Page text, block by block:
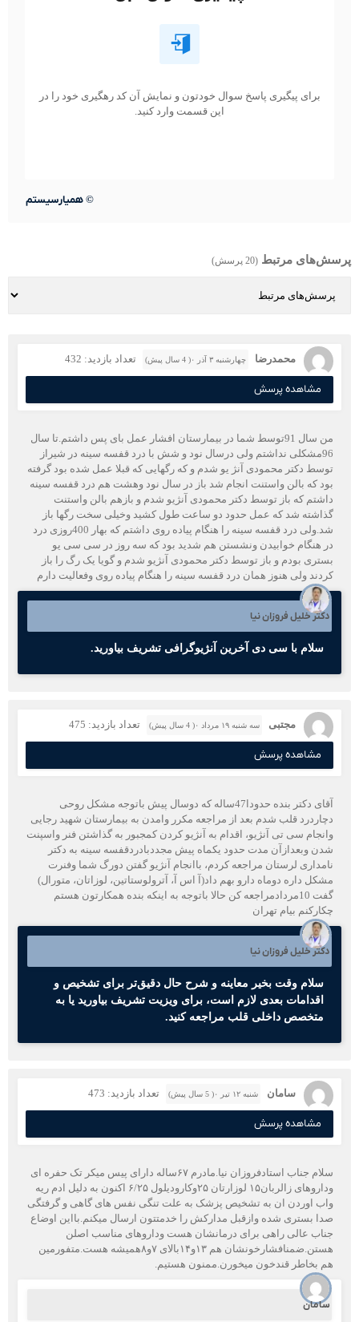
برای پیگیری پاسخ سوال خودتون و نمایش آن کد رهگیری خود را در
این قسمت وارد کنید.
© همیارسیستم
پرسش‌های مرتبط (20 پرسش)
محمدرضا چهارشنبه ۳ آذر ۰( 4 سال پیش) تعداد بازدید: 432
مشاهده پرسش
من سال 91توسط شما در بیمارستان افشار عمل بای پس داشتم.تا سال
96مشکلی نداشتم ولی درسال نود و شش با درد قفسه سینه در شیراز
توسط دکتر محمودی آنژ یو شدم و که رگهایی که قبلا عمل شده بود گرفته
بود که بالن واستنت انجام شد باز در سال نود وهشت هم درد قفسه سینه
داشتم که باز توسط دکتر محمودی آنژیو شدم و بازهم بالن واستنت
گذاشته شد که عمل حدود دو ساعت طول کشید وخیلی سخت رگها باز
شد.ولی درد قفسه سینه را هنگام پیاده روی داشتم که بهار 400روزی درد
در هنگام خوابیدن ونشستن هم شدید بود که سه روز در سی سی یو
بستری بودم و باز توسط دکتر محمودی آنژیو شدم و گویا یک رگ را باز
کردند ولی هنوز همان درد قفسه سینه را هنگام پیاده روی وفعالیت دارم
دکتر خلیل فروزان نیا
سلام با سی دی آخرین آنژیوگرافی تشریف بیاورید.
مجتبی سه شنبه ۱۹ مرداد ۰( 4 سال پیش) تعداد بازدید: 475
مشاهده پرسش
آقای دکتر بنده حدودا47ساله که دوسال پیش باتوجه مشکل روحی
دچاردرد قلب شدم بعد از مراجعه مکرر وامدن به بیمارستان شهید رجایی
وانجام سی تی آنژیو، اقدام به آنژیو کردن کمجبور به گذاشتن فنر واسپنت
شدن وبعدازآن مدت حدود یکماه پیش مجددبادردقفسه سینه به دکتر
نامداری لرستان مراجعه کردم، باانجام آنژیو گفتن دورگ شما وفنرت
مشکل داره دوماه دارو بهم داد(آ اس آ، آترولوستاتین، لوزاتان، متورال)
گفت 10مردادمراجعه کن حالا باتوجه به اینکه بنده همکارتون هستم
چکارکنم بیام تهران
دکتر خلیل فروزان نیا
سلام وقت بخیر معاینه و شرح حال دقیق‌تر برای تشخیص و
اقدامات بعدی لازم است، برای ویزیت تشریف بیاورید یا به
متخصص داخلی قلب مراجعه کنید.
سامان شنبه ۱۲ تیر ۰( 5 سال پیش) تعداد بازدید: 473
مشاهده پرسش
سلام جناب استادفروزان نیا.مادرم ۶۷ساله دارای پیس میکر تک حفره ای
وداروهای زالربان۱۵ لوزارتان ۲۵وکارودیلول ۶/۲۵ اکنون به دلیل ادم ریه
واب اوردن ان به تشخیص پزشک به علت تنگی نفس های گاهی و گرفتگی
صدا بستری شده وازقبل مدارکش را خدمتتون ارسال میکنم.بااین اوضاع
جناب عالی راهی برای درمانشان هست وداروهای مناسب اصلن
هستن.ضمنافشارخونشان هم ۱۳و۱۴بالای ۷و۸همیشه هست.متفورمین
هم بخاطر قندخون میخورن.ممنون هستیم.
سامان